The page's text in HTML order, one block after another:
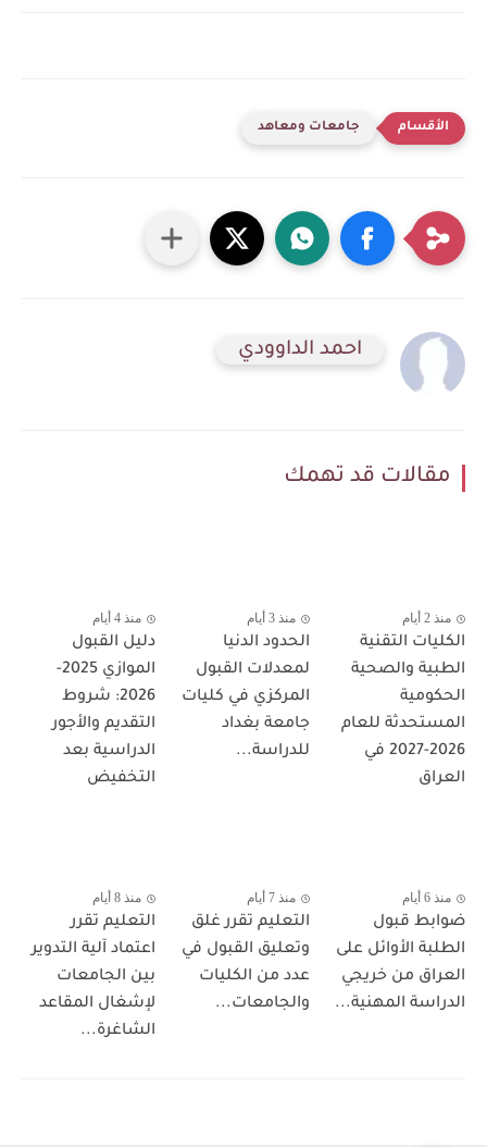
جامعات ومعاهد
احمد الداوودي
مقالات قد تهمك
منذ 2 أيام
الكليات التقنية
الطبية والصحية
الحكومية
المستحدثة للعام
2026-2027 في
العراق
منذ 3 أيام
الحدود الدنيا
لمعدلات القبول
المركزي في كليات
جامعة بغداد
للدراسة...
منذ 4 أيام
دليل القبول
الموازي 2025-
2026: شروط
التقديم والأجور
الدراسية بعد
التخفيض
منذ 6 أيام
ضوابط قبول
الطلبة الأوائل على
العراق من خريجي
الدراسة المهنية...
منذ 7 أيام
التعليم تقرر غلق
وتعليق القبول في
عدد من الكليات
والجامعات...
منذ 8 أيام
التعليم تقرر
اعتماد آلية التدوير
بين الجامعات
لإشغال المقاعد
الشاغرة...